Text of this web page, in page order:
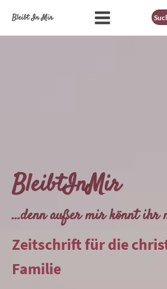
Bleibt In Mir
BleibtInMir
...denn außer mir könnt ihr
Zeitschrift für die
Familie